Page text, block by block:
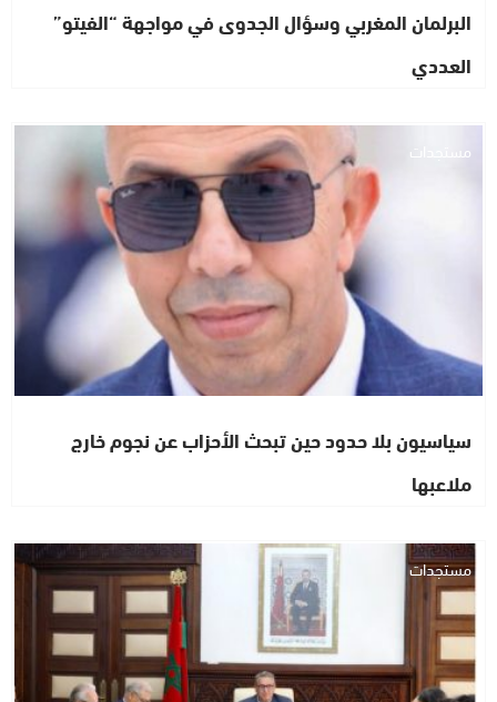
البرلمان المغربي وسؤال الجدوى في مواجهة “الفيتو”
العددي
مستجدات
سياسيون بلا حدود حين تبحث الأحزاب عن نجوم خارج
ملاعبها
مستجدات